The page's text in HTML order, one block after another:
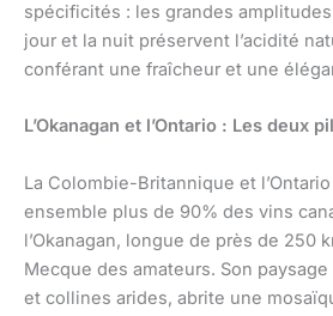
spécificités : les grandes
jour et la nuit préservent l’acidité
conférant une fraîcheur et une
L’Okanagan et l’Ontario : Les deux
La Colombie-Britannique et
ensemble plus de 90% des vins
l’Okanagan, longue de près de 250
Mecque des amateurs. Son
et collines arides, abrite une